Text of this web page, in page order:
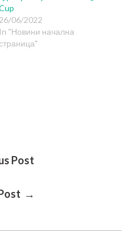
26/06/2022
In "Новини начална
Post
→